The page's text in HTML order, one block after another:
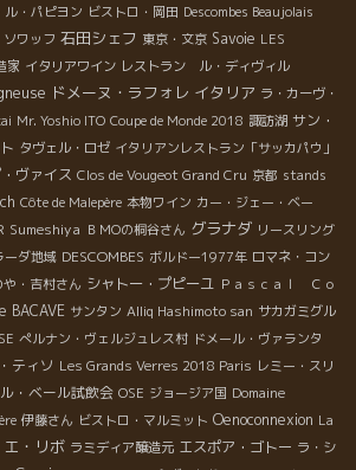
・パピヨン ビストロ・岡田 Descombes Beaujolais
ソワッフ 石田シェフ 東京・文京 Savoie LES
家 イタリアワイン レストラン ル・ディヴィル
ドメーヌ・ラフォレ イタリア ラ・カーヴ・
Mr. Yoshio ITO Coupe de Monde 2018 諏訪湖 サン・
タヴェル・ロゼ イタリアンレストラン「サッカパウ」
ヴァイス Clos de Vougeot Grand Cru 京都 stands
Côte de Malepère 本物ワイン カー・ジェー・ベー
Sumeshiya ＢＭОの桐谷さん グラナダ リースリング
ーダ地域 DESCOMBES ボルドー1977年 ロマネ・コン
・吉村さん シャトー・プピーユ Ｐａｓｃａｌ Ｃｏ
BACAVE サンタン Alliq Hashimoto san サカガミグル
ぺルナン・ヴェルジュレス村 ドメール・ヴァランタ
ティソ Les Grands Verres 2018 Paris レミー・スリ
・ベール試飲会 OSE ジョージア国 Domaine
伊藤さん ビストロ・マルミット Oenoconnexion La
・リボ ラミディア醸造元 エスポア・ゴトー ラ・シ